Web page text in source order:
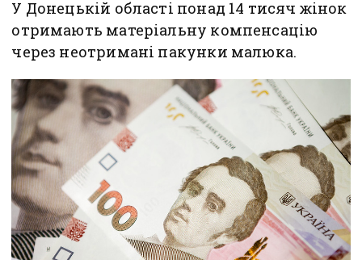
У Донецькій області понад 14 тисяч жінок
отримають матеріальну компенсацію
через неотримані пакунки малюка.